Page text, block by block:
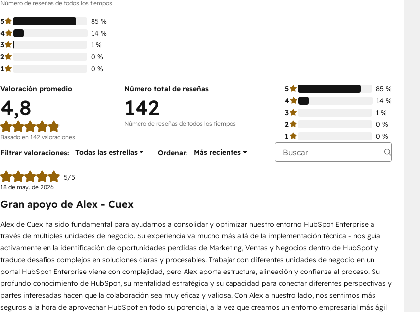
Número de reseñas de todos los tiempos
5
85 %
4
14 %
3
1 %
2
0 %
1
0 %
Valoración promedio
4,8
Basado en 142 valoraciones
Número total de reseñas
142
Número de reseñas de todos los tiempos
5
85 %
4
14 %
3
1 %
2
0 %
1
0 %
Filtrar valoraciones:
Todas las estrellas Ordenar: Más recientes
5/5
18 de may. de 2026
Gran apoyo de Alex - Cuex
Alex de Cuex ha sido fundamental para ayudarnos a consolidar y optimizar nuestro entorno HubSpot Enterprise a
través de múltiples unidades de negocio. Su experiencia va mucho más allá de la implementación técnica - nos guía
activamente en la identificación de oportunidades perdidas de Marketing, Ventas y Negocios dentro de HubSpot y
traduce desafíos complejos en soluciones claras y procesables. Trabajar con diferentes unidades de negocio en un
portal HubSpot Enterprise viene con complejidad, pero Alex aporta estructura, alineación y confianza al proceso. Su
profundo conocimiento de HubSpot, su mentalidad estratégica y su capacidad para conectar diferentes perspectivas y
partes interesadas hacen que la colaboración sea muy eficaz y valiosa. Con Alex a nuestro lado, nos sentimos más
seguros a la hora de aprovechar HubSpot en todo su potencial, a la vez que creamos un entorno empresarial más ágil